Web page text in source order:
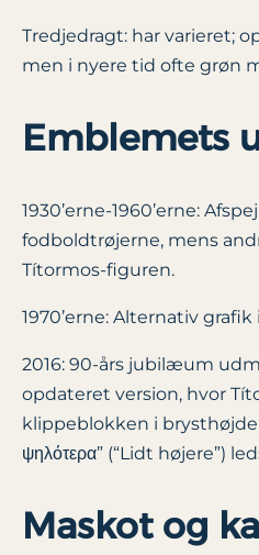
Tredjedragt: har varieret;
men i nyere tid ofte grøn
Emblemets
1930’erne-1960’erne:
fodboldtrøjerne, mens
Títormos-figuren.
1970’erne: Alternativ
2016: 90-års jubilæum
opdateret version, hvor
klippeblokken i brysthøjde
ψηλότερα” (“Lidt højere”)
Maskot og